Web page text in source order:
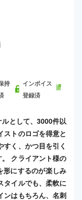
持
インボイス
登録済
として、3000件以
ストのロゴを得意と
すく、かつ目を引く
クライアント様の
形にするのが楽しみ
タイルでも、柔軟に
ンはもちろん、名刺